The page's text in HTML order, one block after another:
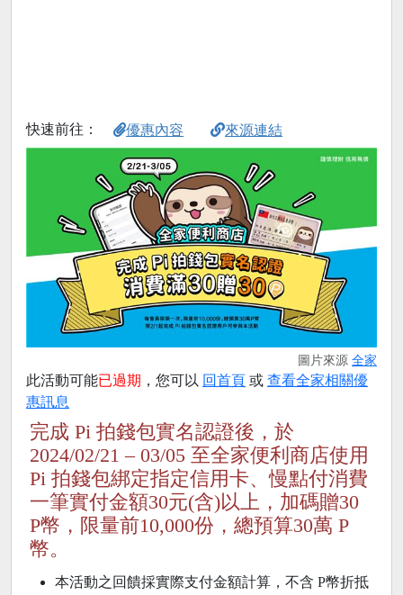
快速前往： 優惠內容 來源連結
圖片來源 全家
此活動可能已過期 ，您可以 回首頁 或 查看全家相關優
惠訊息
完成 Pi 拍錢包實名認證後，於
2024/02/21 – 03/05 至全家便利商店使用
Pi 拍錢包綁定指定信用卡、慢點付消費
一筆實付金額30元(含)以上，加碼贈30
P幣，限量前10,000份，總預算30萬 P
幣。
本活動之回饋採實際支付金額計算，不含 P幣折抵